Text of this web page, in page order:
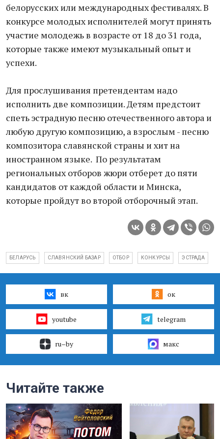
белорусских или международных фестивалях. В
конкурсе молодых исполнителей могут принять
участие молодежь в возрасте от 18 до 31 года,
которые также имеют музыкальный опыт и
успехи.
Для прослушивания претендентам надо
исполнить две композиции. Детям предстоит
спеть эстрадную песню отечественного автора и
любую другую композицию, а взрослым - песню
композитора славянской страны и хит на
иностранном языке. По результатам
региональных отборов жюри отберет до пяти
кандидатов от каждой области и Минска,
которые пройдут во второй отборочный этап.
БЕЛАРУСЬ СЛАВЯНСКИЙ БАЗАР ОТБОР КОНКУРСЫ ЭСТРАДА
вк ок
youtube telegram
ru–by макс
Читайте также